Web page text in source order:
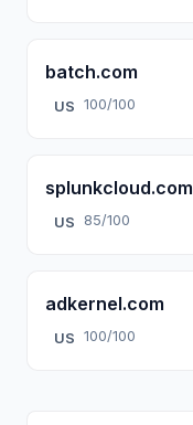
batch.com
US 100/100
splunkcloud.com
US 85/100
adkernel.com
US 100/100